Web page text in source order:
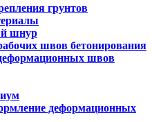
грунтов
шнур
швов бетонирования
швов
деформационных